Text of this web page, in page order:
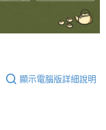
顯示電腦版詳細說明